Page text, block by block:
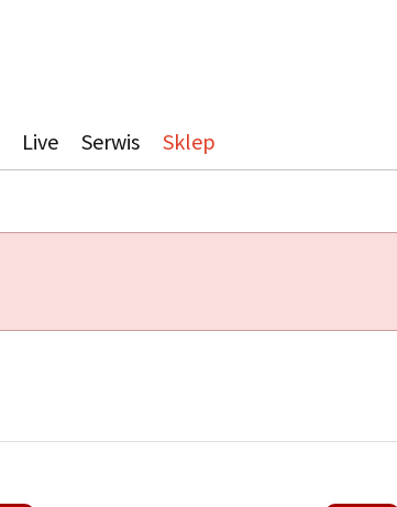
Live Serwis Sklep